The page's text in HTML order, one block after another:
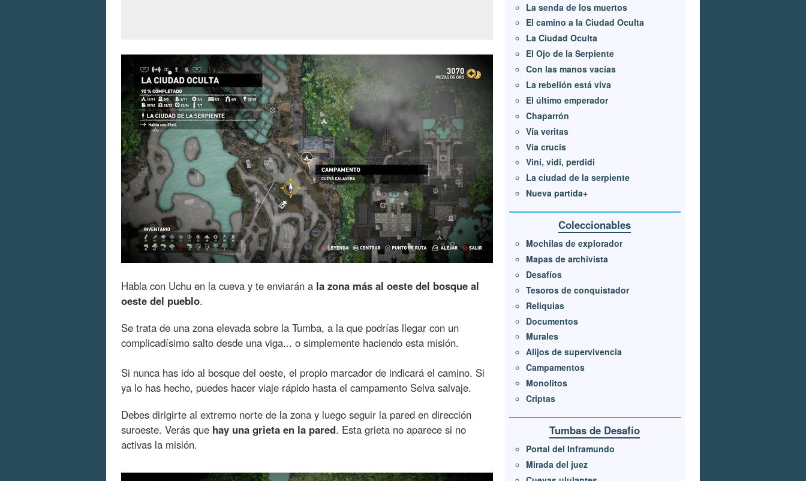
Habla con Uchu en la cueva y te enviarán a la zona más al oeste del bosque al
oeste del pueblo.
Se trata de una zona elevada sobre la Tumba, a la que podrías llegar con un
complicadísimo salto desde una viga... o simplemente haciendo esta misión.
Si nunca has ido al bosque del oeste, el propio marcador de indicará el camino. Si
ya lo has hecho, puedes hacer viaje rápido hasta el campamento Selva salvaje.
Debes dirigirte al extremo norte de la zona y luego seguir la pared en dirección
suroeste. Verás que hay una grieta en la pared. Esta grieta no aparece si no
activas la misión.
La senda de los muertos
El camino a la Ciudad Oculta
La Ciudad Oculta
El Ojo de la Serpiente
Con las manos vacías
La rebelión está viva
El último emperador
Chaparrón
Vía veritas
Vía crucis
Vini, vidi, perdidi
La ciudad de la serpiente
Nueva partida+
Coleccionables
Mochilas de explorador
Mapas de archivista
Desafíos
Tesoros de conquistador
Reliquias
Documentos
Murales
Alijos de supervivencia
Campamentos
Monolitos
Criptas
Tumbas de Desafío
Portal del Inframundo
Mirada del juez